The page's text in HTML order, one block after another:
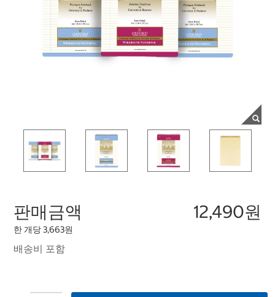
판매금액 12,490원
한 개당 3,663원
배송비 포함